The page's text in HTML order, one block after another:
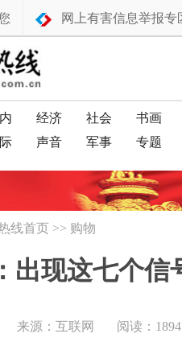
网上有害信息举报专
经济 社会
书画
声音 军事 专题
线首页 >> 购物
出现这七个
来源：互联网 阅读：1894